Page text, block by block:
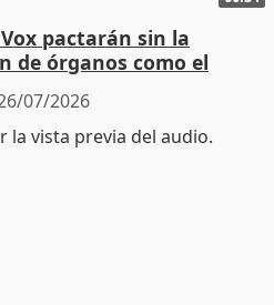
pactarán sin la
de órganos como el
07/2026